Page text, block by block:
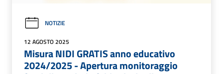
NOTIZIE
12 AGOSTO 2025
Misura NIDI GRATIS anno educativo
2024/2025 - Apertura monitoraggio